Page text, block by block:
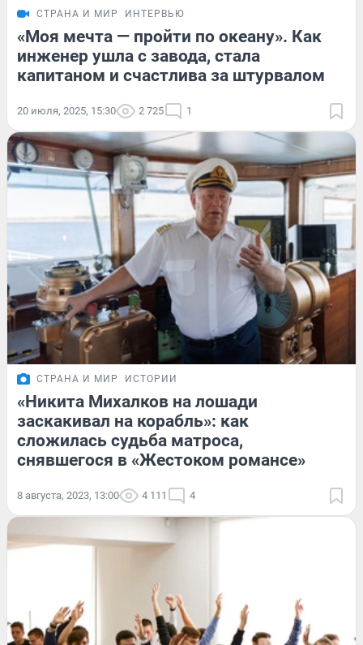
СТРАНА И МИР ИНТЕРВЬЮ
«Моя мечта — пройти по океану». Как
инженер ушла с завода, стала
капитаном и счастлива за штурвалом
20 июля, 2025, 15:30 2 725 1
СТРАНА И МИР ИСТОРИИ
«Никита Михалков на лошади
заскакивал на корабль»: как
сложилась судьба матроса,
снявшегося в «Жестоком романсе»
8 августа, 2023, 13:00 4 111 4